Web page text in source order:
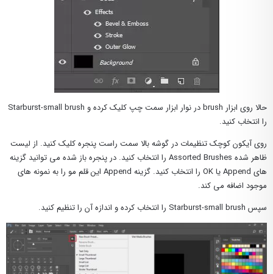
حالا روی ابزار brush در نوار ابزار سمت چپ کلیک کرده و Starburst-small brush
را انتخاب کنید.
روی آیکون کوچک تنظیمات در گوشه بالا سمت راست پنجره کلیک کنید. از لیست
ظاهر شده Assorted Brushes را انتخاب کنید. در پنجره باز شده می توانید گزینه
های Append یا OK را انتخاب کنید. گزینه Append این قلم مو را به نمونه های
موجود اضافه می کند.
سپس Starburst-small brush را انتخاب کرده و اندازه آن را تنظیم کنید.